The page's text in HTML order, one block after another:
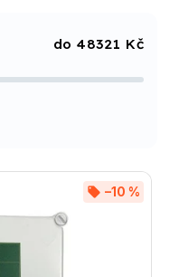
48321 Kč
–10 %